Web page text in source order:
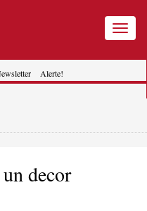
Toggle
Alerte!
decor